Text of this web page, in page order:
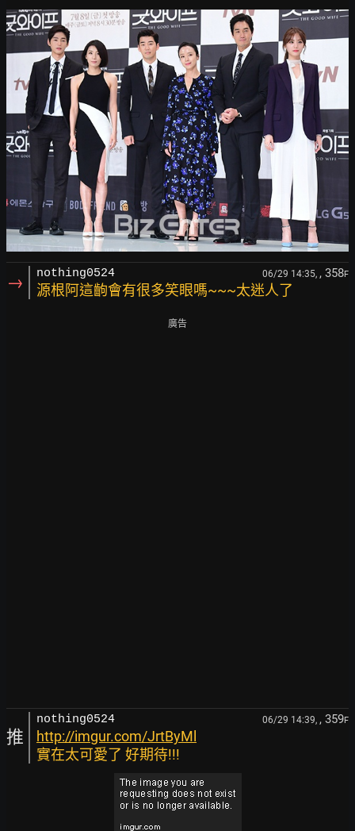
→ nothing0524 06/29 14:35, , 358F
源根阿這齣會有很多笑眼嗎~~~太迷人了
廣告
推
nothing0524 06/29 14:39, , 359F
http://imgur.com/JrtByMl
實在太可愛了 好期待!!!